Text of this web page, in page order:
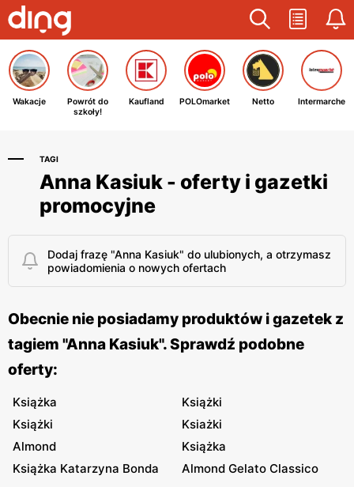
Wakacje
Powrót do
szkoły!
Kaufland POLOmarket Netto Intermarche
TAGI
Anna Kasiuk - oferty i gazetki
promocyjne
Dodaj frazę "Anna Kasiuk" do ulubionych, a otrzymasz
powiadomienia o nowych ofertach
Obecnie nie posiadamy produktów i gazetek z
tagiem "Anna Kasiuk". Sprawdź podobne
oferty:
Książka
Książki
Książki
Ksiażki
Almond
Książka
Książka Katarzyna Bonda
Almond Gelato Classico